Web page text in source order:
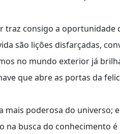
traz consigo a
são lições disfarçadas,
no mundo exterior já
que abre as portas da
mais poderosa do universo;
na busca do conhecimento